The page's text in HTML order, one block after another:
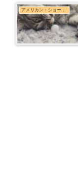
アメリカン・ショートヘア